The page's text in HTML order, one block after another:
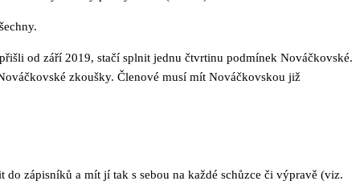
od září 2019, stačí splnit jednu čtvrtinu podmínek Nováčkovské.
zkoušky. Členové musí mít Nováčkovskou již
zápisníků a mít jí tak s sebou na každé schůzce či výpravě (viz.